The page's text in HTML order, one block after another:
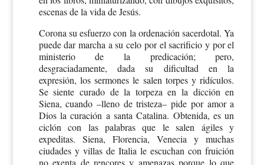
escenas de la vida de Jesús.
Corona su esfuerzo con la ordenación sacerdotal. Ya
puede dar marcha a su celo por el sacrificio y por el
ministerio de la predicación; pero,
desgraciadamente, dada su dificultad en la
expresión, los sermones le salen torpes y ridículos.
Se siente curado de la torpeza en la dicción en
Siena, cuando –lleno de tristeza– pide por amor a
Dios la curación a santa Catalina. Obtenida, es un
ciclón con las palabras que le salen ágiles y
expeditas. Siena, Florencia, Venecia y muchas
ciudades y villas de Italia le escuchan con fruición
no exenta de rencores y amenazas porque lo que